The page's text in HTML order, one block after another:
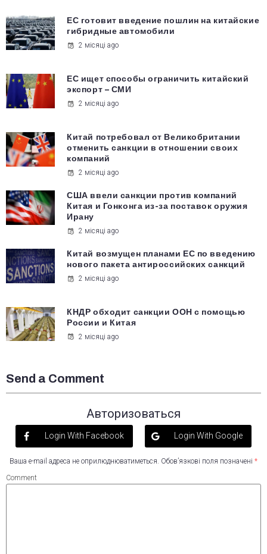
ЕС готовит введение пошлин на китайские
гибридные автомобили
2 місяці ago
ЕС ищет способы ограничить китайский
экспорт – СМИ
2 місяці ago
Китай потребовал от Великобритании
отменить санкции в отношении своих
компаний
2 місяці ago
США ввели санкции против компаний
Китая и Гонконга из-за поставок оружия
Ирану
2 місяці ago
Китай возмущен планами ЕС по введению
нового пакета антироссийских санкций
2 місяці ago
КНДР обходит санкции ООН с помощью
России и Китая
2 місяці ago
Send a Comment
Авторизоваться
Login With Facebook Login With Google
Ваша e-mail адреса не оприлюднюватиметься. Обов’язкові поля позначені *
Comment